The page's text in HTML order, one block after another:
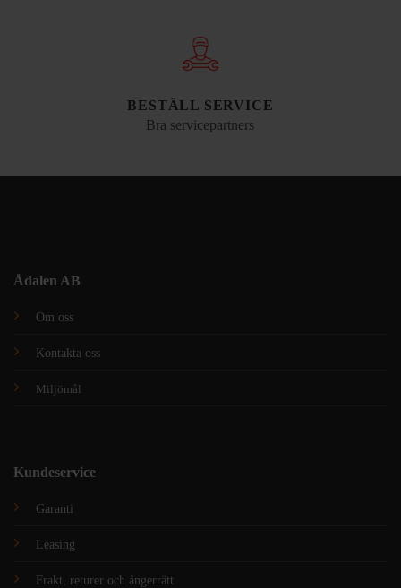
BESTÄLL SERVICE
Bra servicepartners
Ådalen AB
Om oss
Kontakta oss
Miljömål
Kundeservice
Garanti
Leasing
Frakt, returer och ångerrätt